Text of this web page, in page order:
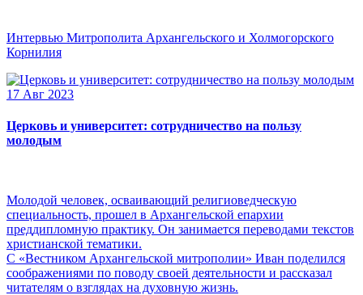
Интервью Митрополита Архангельского и Холмогорского
Корнилия
17 Авг 2023
Церковь и университет: сотрудничество на пользу
молодым
Молодой человек, осваивающий религиоведческую
специальность, прошел в Архангельской епархии
преддипломную практику. Он занимается переводами текстов
христианской тематики.
С «Вестником Архангельской митрополии» Иван поделился
соображениями по поводу своей деятельности и рассказал
читателям о взглядах на духовную жизнь.